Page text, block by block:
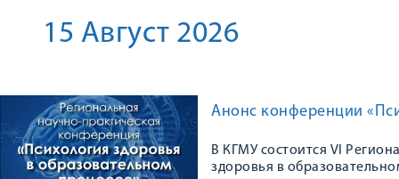
15 Август 2026
Анонс конференции
В КГМУ состоится VI
здоровья в